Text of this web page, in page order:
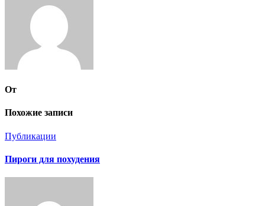
От
Похожие записи
Публикации
Пироги для похудения